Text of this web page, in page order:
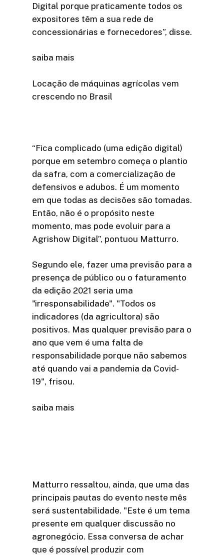
Digital porque praticamente todos os
expositores têm a sua rede de
concessionárias e fornecedores”, disse.
saiba mais
Locação de máquinas agrícolas vem
crescendo no Brasil
“Fica complicado (uma edição digital)
porque em setembro começa o plantio
da safra, com a comercialização de
defensivos e adubos. É um momento
em que todas as decisões são tomadas.
Então, não é o propósito neste
momento, mas pode evoluir para a
Agrishow Digital”, pontuou Matturro.
Segundo ele, fazer uma previsão para a
presença de público ou o faturamento
da edição 2021 seria uma
"irresponsabilidade". "Todos os
indicadores (da agricultora) são
positivos. Mas qualquer previsão para o
ano que vem é uma falta de
responsabilidade porque não sabemos
até quando vai a pandemia da Covid-
19", frisou.
saiba mais
Matturro ressaltou, ainda, que uma das
principais pautas do evento neste mês
será sustentabilidade. "Este é um tema
presente em qualquer discussão no
agronegócio. Essa conversa de achar
que é possível produzir com